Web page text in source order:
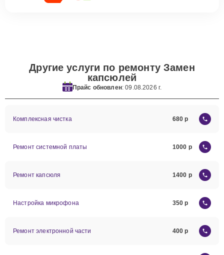
Другие услуги по ремонту Замен
капсюлей
Прайс обновлен: 09.08.2026 г.
Комплексная чистка 680
Ремонт системной платы 1000
Ремонт капсюля 1400
Настройка микрофона 350
Ремонт электронной части 400